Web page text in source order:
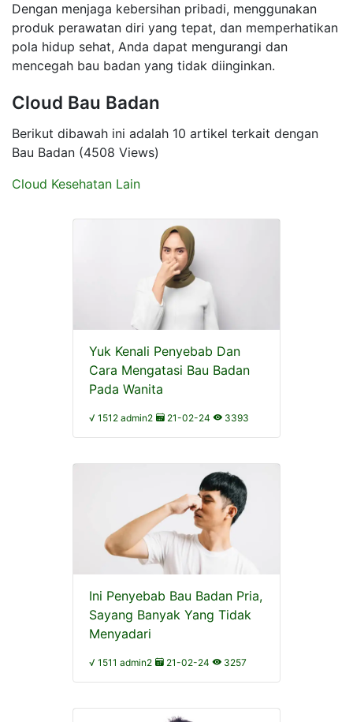
Dengan menjaga kebersihan pribadi, menggunakan
produk perawatan diri yang tepat, dan memperhatikan
pola hidup sehat, Anda dapat mengurangi dan
mencegah bau badan yang tidak diinginkan.
Cloud Bau Badan
Berikut dibawah ini adalah 10 artikel terkait dengan
Bau Badan (4508 Views)
Cloud Kesehatan Lain
Yuk Kenali Penyebab Dan
Cara Mengatasi Bau Badan
Pada Wanita
√ 1512 admin2 21-02-24 3393
Ini Penyebab Bau Badan Pria,
Sayang Banyak Yang Tidak
Menyadari
√ 1511 admin2 21-02-24 3257